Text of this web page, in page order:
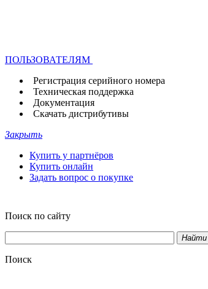
ПОЛЬЗОВАТЕЛЯМ
Регистрация серийного номера
Техническая поддержка
Документация
Скачать дистрибутивы
Закрыть
Купить у партнёров
Купить онлайн
Задать вопрос о покупке
Поиск по сайту
Найти
Поиск